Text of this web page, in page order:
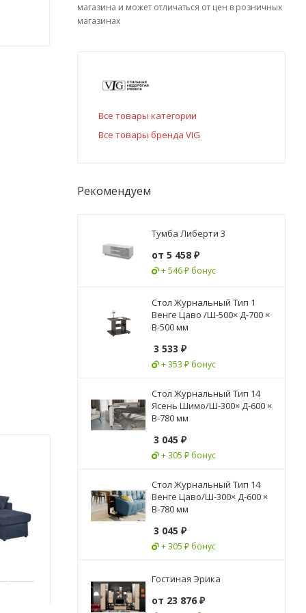
магазина и может отличаться от цен в розничных
магазинах
Все товары категории
Все товары бренда VIG
Рекомендуем
Тумба Либерти 3
от 5 458 ₽
+ 546 ₽ бонус
Стол Журнальный Тип 1
Венге Цаво /Ш-500× Д-700 ×
В-500 мм
3 533 ₽
+ 353 ₽ бонус
Стол Журнальный Тип 14
Ясень Шимо/Ш-300× Д-600 ×
В-780 мм
3 045 ₽
+ 305 ₽ бонус
Стол Журнальный Тип 14
Венге Цаво/Ш-300× Д-600 ×
В-780 мм
3 045 ₽
+ 305 ₽ бонус
Гостиная Эрика
от 23 876 ₽